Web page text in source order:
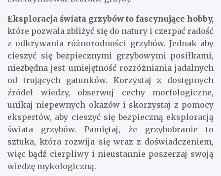
Eksploracja świata grzybów to fascynujące hobby,
które pozwala zbliżyć się do natury i czerpać radość
z odkrywania różnorodności grzybów. Jednak aby
cieszyć się bezpiecznymi grzybowymi posiłkami,
niezbędna jest umiejętność rozróżniania jadalnych
od trujących gatunków. Korzystaj z dostępnych
źródeł wiedzy, obserwuj cechy morfologiczne,
unikaj niepewnych okazów i skorzystaj z pomocy
ekspertów, aby cieszyć się bezpieczną eksploracją
świata grzybów. Pamiętaj, że grzybobranie to
sztuka, która rozwija się wraz z doświadczeniem,
więc bądź cierpliwy i nieustannie poszerzaj swoją
wiedzę mykologiczną.